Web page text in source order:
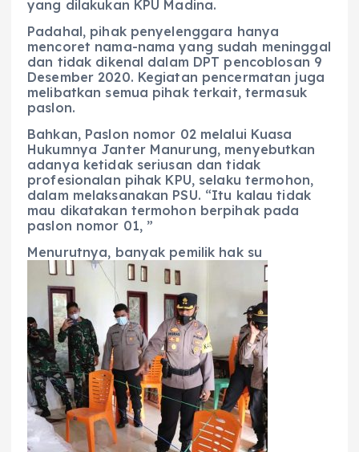
yang dilakukan KPU Madina.
Padahal, pihak penyelenggara hanya
mencoret nama-nama yang sudah meninggal
dan tidak dikenal dalam DPT pencoblosan 9
Desember 2020. Kegiatan pencermatan juga
melibatkan semua pihak terkait, termasuk
paslon.
Bahkan, Paslon nomor 02 melalui Kuasa
Hukumnya Janter Manurung, menyebutkan
adanya ketidak seriusan dan tidak
profesionalan pihak KPU, selaku termohon,
dalam melaksanakan PSU. “Itu kalau tidak
mau dikatakan termohon berpihak pada
paslon nomor 01, ”
Menurutnya, banyak pemilik hak su